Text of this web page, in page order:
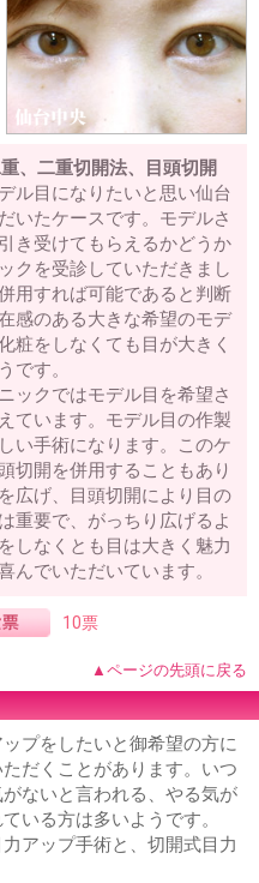
、二重切開法、目頭切開
ル目になりたいと思い仙台
いたケースです。モデルさ
き受けてもらえるかどうか
クを受診していただきまし
用すれば可能であると判断
感のある大きな希望のモデ
粧をしなくても目が大きく
です。
ックではモデル目を希望さ
ています。モデル目の作製
い手術になります。このケ
切開を併用することもあり
広げ、目頭切開により目の
重要で、がっちり広げるよ
しなくとも目は大きく魅力
んでいただいています。
10票
▲ページの先頭に戻る
プをしたいと御希望の方に
だくことがあります。いつ
ないと言われる、やる気が
いる方は多いようです。
アップ手術と、切開式目力